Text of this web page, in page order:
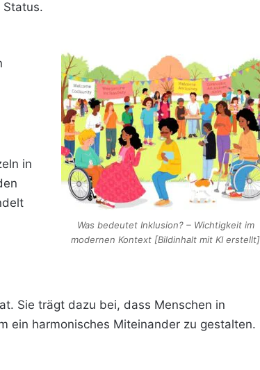
Status.
Was bedeutet Inklusion? – Wichtigkeit im
modernen Kontext [Bildinhalt mit KI erstellt]
in
Sie trägt dazu bei, dass Menschen in
ein harmonisches Miteinander zu gestalten.